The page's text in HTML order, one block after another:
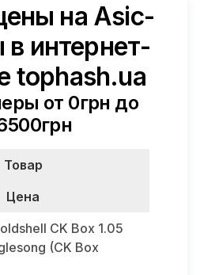
на Asic-
интернет-
tophash.ua
от 0грн до
Товар
Цена
CK Box 1.05
(CK Box